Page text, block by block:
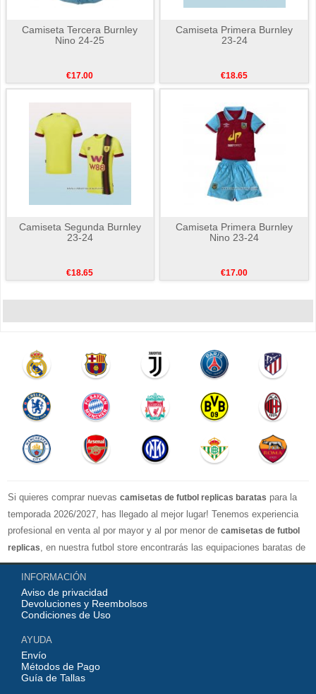
Camiseta Tercera Burnley
Nino 24-25
€17.00
Camiseta Primera Burnley
23-24
€18.65
Camiseta Segunda Burnley
23-24
€18.65
Camiseta Primera Burnley
Nino 23-24
€17.00
Si quieres comprar nuevas camisetas de futbol replicas baratas para la
temporada 2026/2027, has llegado al mejor lugar! Tenemos experiencia
profesional en venta al por mayor y al por menor de camisetas de futbol
replicas
, en nuestra futbol store encontrarás las equipaciones baratas de
los clubes más importantes y los equipos nacionales más fuertes del
mundo, nuestro jersey es directamente de fábrica, lo que garantiza que la
serie de camisetas tenga una calidad numerosa, completa y excelente
con una variedad de estilos confiable, Actualizar rápidamente las
Barcelona, real madrid jersey, Atletico de Madrid shirt, camiseta
Manchester United...etc! Nuestra misión es ofrecer a los fanáticos del
fútbol los mejores precios y equipaciones de futbol de calidad perfecta,
INFORMACIÓN
Aviso de privacidad
Devoluciones y Reembolsos
Condiciones de Uso
AYUDA
Envío
Métodos de Pago
Guía de Tallas